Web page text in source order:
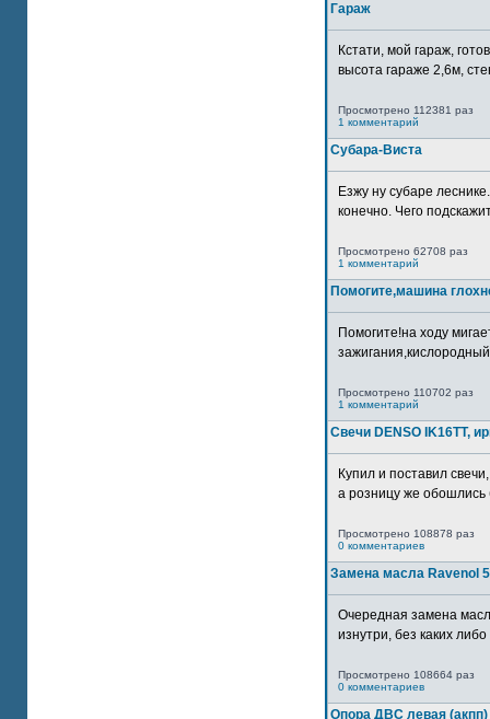
Гараж
Кстати, мой гараж,
высота гараже 2,6м,
Просмотрено 112381 раз
1 комментарий
Субара-Виста
Езжу ну субаре
конечно. Чего
Просмотрено 62708 раз
1 комментарий
Помогите,машина
Помогите!на ходу
Просмотрено 110702 раз
1 комментарий
Свечи DENSO IK16TT,
Купил и поставил
а розницу же обошлись
Просмотрено 108878 раз
0 комментариев
Замена масла Ravenol
Очередная замена
изнутри, без каких
Просмотрено 108664 раз
0 комментариев
Опора ДВС левая (акпп)